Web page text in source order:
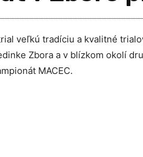
veľkú tradíciu a kvalitné
Zbora a v blízkom okolí
MACEC.